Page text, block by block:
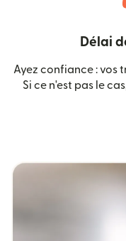
Délai
Ayez confiance : vos
Si ce n'est pas le